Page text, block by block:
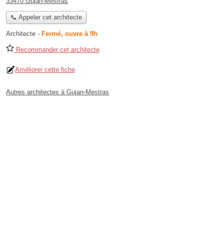
📞 Appeler cet architecte
Architecte - Fermé, ouvre à 9h
Recommander cet architecte
Améliorer cette fiche
Autres architectes à Gujan-Mestras